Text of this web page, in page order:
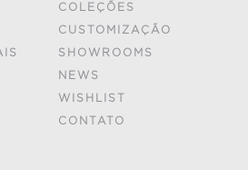
COLEÇÕES
CUSTOMIZAÇÃO
SHOWROOMS
NEWS
WISHLIST
CONTATO